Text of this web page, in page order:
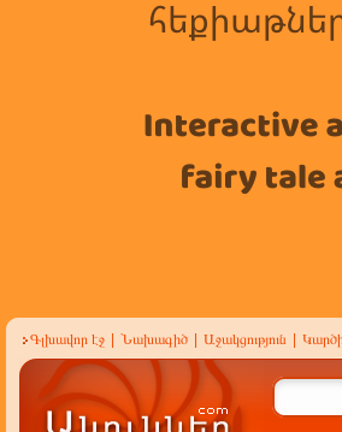
Գլխավոր էջ Նախագիծ Աջակցություն